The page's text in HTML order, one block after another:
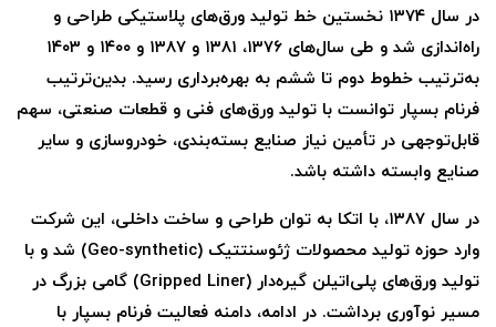
در سال ۱۳۷۴ نخستین خط تولید ورق‌های پلاستیکی طراحی و
راه‌اندازی شد و طی سال‌های ۱۳۷۶، ۱۳۸۱ و ۱۳۸۷ و ۱۴۰۰ و ۱۴۰۳
به‌ترتیب خطوط دوم تا ششم به بهره‌برداری رسید. بدین‌ترتیب
فرنام بسپار توانست با تولید ورق‌های فنی و قطعات صنعتی، سهم
قابل‌توجهی در تأمین نیاز صنایع بسته‌بندی، خودروسازی و سایر
صنایع وابسته داشته باشد.
در سال ۱۳۸۷، با اتکا به توان طراحی و ساخت داخلی، این شرکت
وارد حوزه تولید محصولات ژئوسنتتیک (Geo-synthetic) شد و با
تولید ورق‌های پلی‌اتیلن گیره‌دار (Gripped Liner) گامی بزرگ در
مسیر نوآوری برداشت. در ادامه، دامنه فعالیت فرنام بسپار با